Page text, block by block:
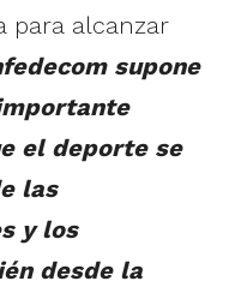
para alcanzar
supone
el deporte se
las
y los
desde la